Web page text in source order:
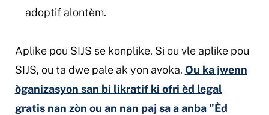
adoptif alontèm.
Aplike pou SIJS se konplike. Si ou vle aplike pou
SIJS, ou ta dwe pale ak yon avoka. Ou ka jwenn
òganizasyon san bi likratif ki ofri èd legal
gratis nan zòn ou an nan paj sa a anba "Èd